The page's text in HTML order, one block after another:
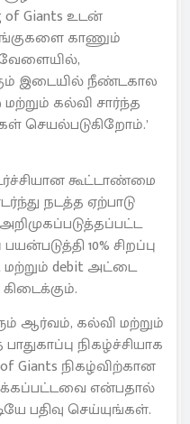
of Giants உடன்
காணும்
இடையில் நீண்டகால
கல்வி சார்ந்த
செயல்படுகிறோம்.’
கூட்டாண்மை
நடத்த ஏற்பாடு
10% சிறப்பு
debit அட்டை
ஆர்வம், கல்வி மற்றும்
நிகழ்ச்சியாக
Giants நிகழ்விற்கான
என்பதால்
பதிவு செய்யுங்கள்.